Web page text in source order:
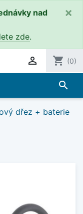
nad
zde.
×
 shopping_cart (0)
search
dřez + baterie